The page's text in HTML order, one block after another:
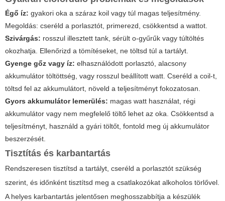
Égő íz: gyakori oka a száraz koil vagy túl magas teljesítmény.
Megoldás: cseréld a porlasztót, primerezd, csökkentsd a wattot.
Szivárgás: rosszul illesztett tank, sérült o-gyűrűk vagy túltöltés
okozhatja. Ellenőrizd a tömítéseket, ne töltsd túl a tartályt.
Gyenge gőz vagy íz: elhasználódott porlasztó, alacsony
akkumulátor töltöttség, vagy rosszul beállított watt. Cseréld a coil-t,
töltsd fel az akkumulátort, növeld a teljesítményt fokozatosan.
Gyors akkumulátor lemerülés: magas watt használat, régi
akkumulátor vagy nem megfelelő töltő lehet az oka. Csökkentsd a
teljesítményt, használd a gyári töltőt, fontold meg új akkumulátor
beszerzését.
Tisztítás és karbantartás
Rendszeresen tisztítsd a tartályt, cseréld a porlasztót szükség
szerint, és időnként tisztítsd meg a csatlakozókat alkoholos törlővel.
A helyes karbantartás jelentősen meghosszabbítja a készülék